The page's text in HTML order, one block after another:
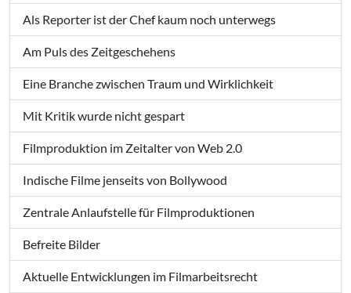
Als Reporter ist der Chef kaum noch unterwegs
Am Puls des Zeitgeschehens
Eine Branche zwischen Traum und Wirklichkeit
Mit Kritik wurde nicht gespart
Filmproduktion im Zeitalter von Web 2.0
Indische Filme jenseits von Bollywood
Zentrale Anlaufstelle für Filmproduktionen
Befreite Bilder
Aktuelle Entwicklungen im Filmarbeitsrecht